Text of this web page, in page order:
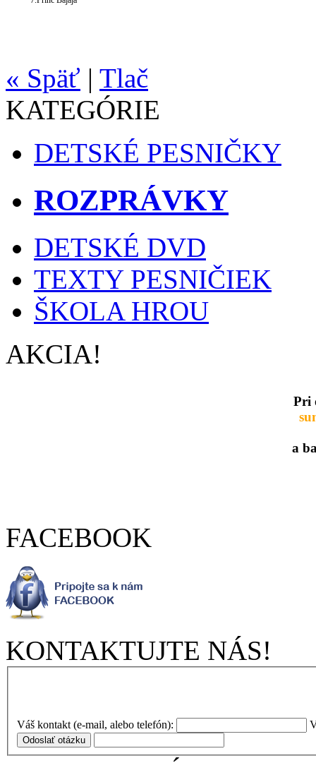
« Späť | Tlač
KATEGÓRIE
DETSKÉ PESNIČKY
ROZPRÁVKY
DETSKÉ DVD
TEXTY PESNIČIEK
ŠKOLA HROU
AKCIA!
Pri
a
FACEBOOK
KONTAKTUJTE NÁS!
Váš kontakt (e-mail, alebo telefón):
Odoslať otázku